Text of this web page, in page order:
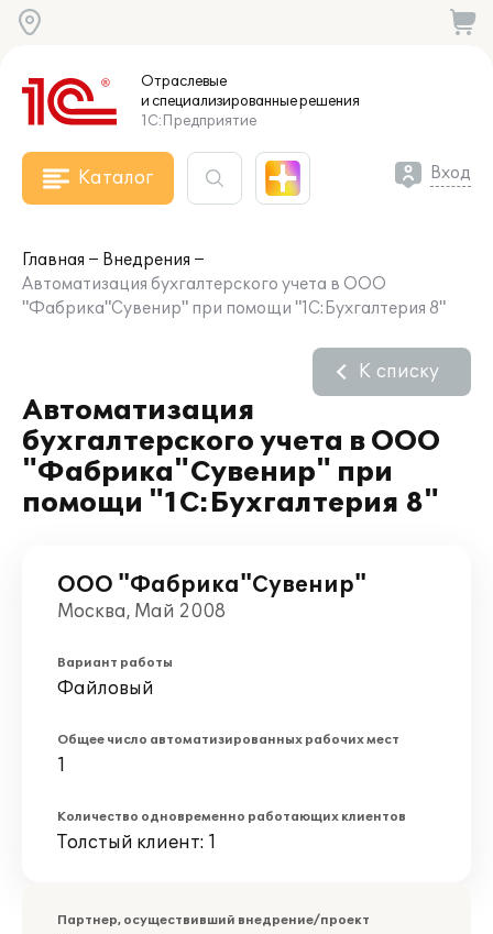
Отраслевые
и специализированныерешения
1С:Предприятие
Каталог Вход
Главная
Внедрения
Автоматизация бухгалтерского учета в ООО
"Фабрика"Сувенир" при помощи "1С:Бухгалтерия 8"
Автоматизация
бухгалтерского учета в ООО
"Фабрика"Сувенир" при
помощи "1С:Бухгалтерия 8"
К списку
ООО "Фабрика"Сувенир"
Москва, Май 2008
Вариант работы
Файловый
Общее число автоматизированных рабочих мест
1
Количество одновременно работающих клиентов
Толстый клиент: 1
Партнер, осуществивший внедрение/проект